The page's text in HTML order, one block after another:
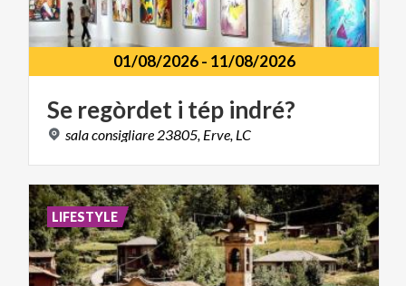
01/08/2026- 11/08/2026
Se regòrdet i tép indré?
salaconsigliare 23805, Erve, LC
LIFESTYLE